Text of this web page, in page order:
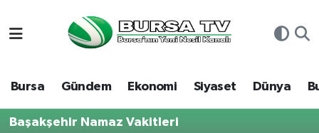
Bursa Gündem Ekonomi Siyaset Dünya
Başakşehir Namaz Vakitleri
Bursa
Dünya
Hava Durumu
Namaz Vakitleri